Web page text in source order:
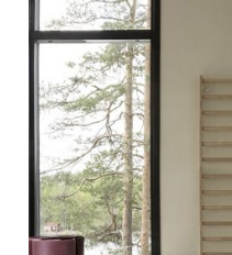
Upea yli 200-